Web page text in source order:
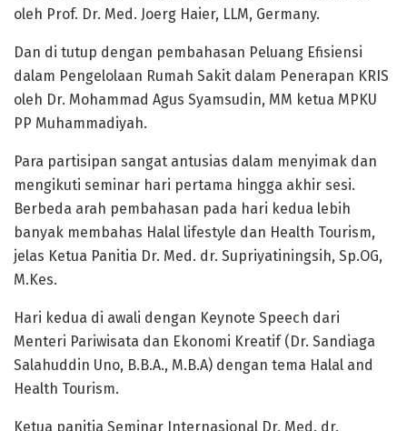
oleh Prof. Dr. Med. Joerg Haier, LLM, Germany.
Dan di tutup dengan pembahasan Peluang Efisiensi
dalam Pengelolaan Rumah Sakit dalam Penerapan KRIS
oleh Dr. Mohammad Agus Syamsudin, MM ketua MPKU
PP Muhammadiyah.
Para partisipan sangat antusias dalam menyimak dan
mengikuti seminar hari pertama hingga akhir sesi.
Berbeda arah pembahasan pada hari kedua lebih
banyak membahas Halal lifestyle dan Health Tourism,
jelas Ketua Panitia Dr. Med. dr. Supriyatiningsih, Sp.OG,
M.Kes.
Hari kedua di awali dengan Keynote Speech dari
Menteri Pariwisata dan Ekonomi Kreatif (Dr. Sandiaga
Salahuddin Uno, B.B.A., M.B.A) dengan tema Halal and
Health Tourism.
Ketua panitia Seminar Internasional Dr. Med. dr.